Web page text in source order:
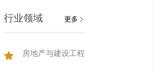
行业领域 更多
房地产与建设工程